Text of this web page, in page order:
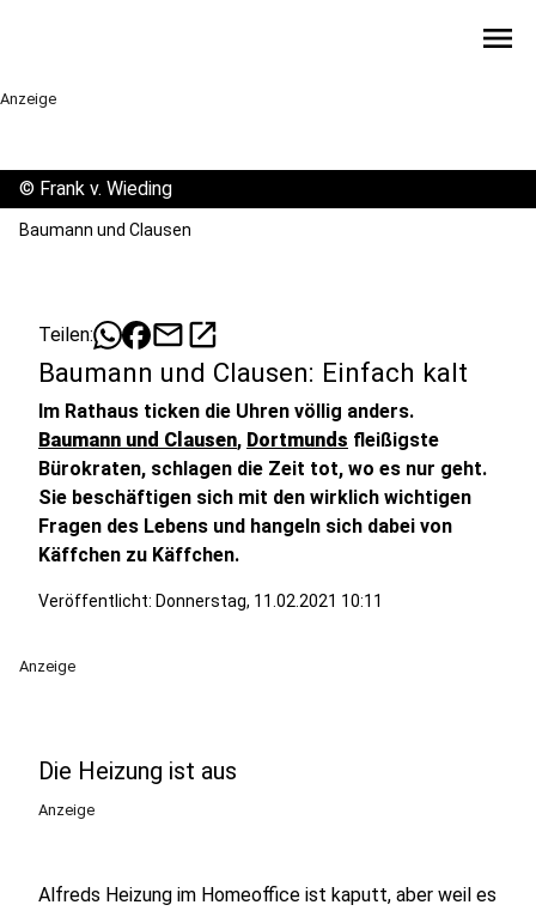
menu
Anzeige
© Frank v. Wieding
Baumann und Clausen
Teilen: mailopen_in_new
Baumann und Clausen: Einfach kalt
Im Rathaus ticken die Uhren völlig anders.
Baumann und Clausen, Dortmunds fleißigste
Bürokraten, schlagen die Zeit tot, wo es nur geht.
Sie beschäftigen sich mit den wirklich wichtigen
Fragen des Lebens und hangeln sich dabei von
Käffchen zu Käffchen.
Veröffentlicht: Donnerstag, 11.02.2021 10:11
Anzeige
Die Heizung ist aus
Anzeige
Alfreds Heizung im Homeoffice ist kaputt, aber weil es